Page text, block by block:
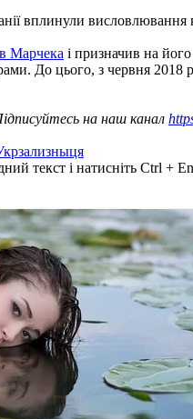
вплинули висловлювання
Марчека і призначив на
До цього, з червня 2018
на наш канал
текст і натисніть Ctrl +